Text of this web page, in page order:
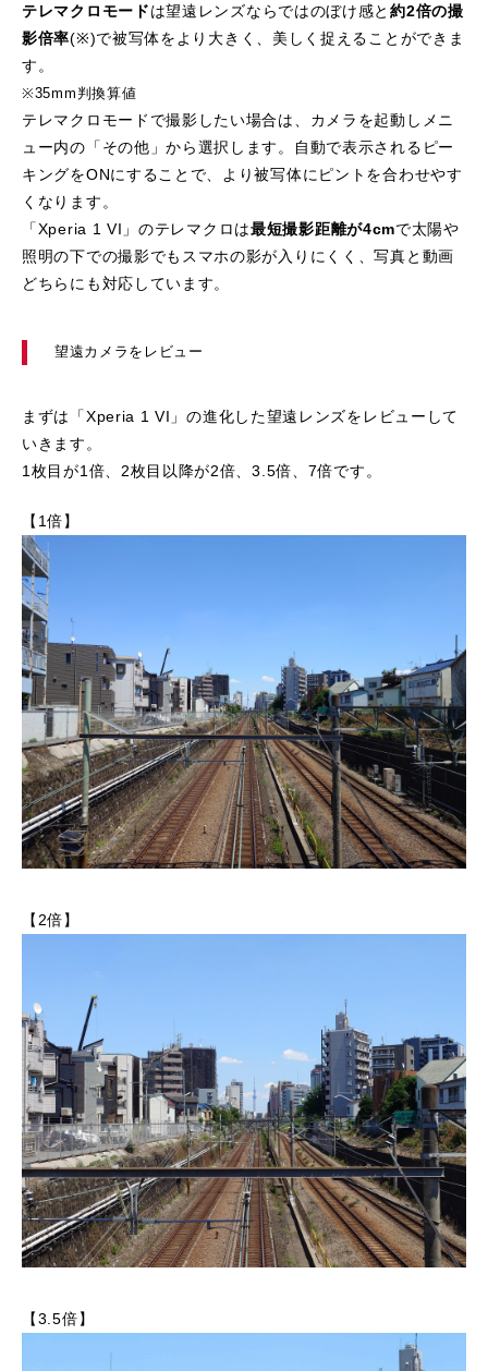
テレマクロモードは望遠レンズならではのぼけ感と約2倍の撮
影倍率(※)で被写体をより大きく、美しく捉えることができま
す。
※35mm判換算値
テレマクロモードで撮影したい場合は、カメラを起動しメニ
ュー内の「その他」から選択します。自動で表示されるピー
キングをONにすることで、より被写体にピントを合わせやす
くなります。
「Xperia 1 VI」のテレマクロは最短撮影距離が4cmで太陽や
照明の下での撮影でもスマホの影が入りにくく、写真と動画
どちらにも対応しています。
望遠カメラをレビュー
まずは「Xperia 1 VI」の進化した望遠レンズをレビューして
いきます。
1枚目が1倍、2枚目以降が2倍、3.5倍、7倍です。
【1倍】
【2倍】
【3.5倍】